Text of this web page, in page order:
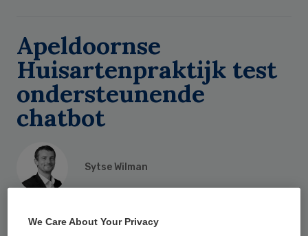
Apeldoornse
Huisartenpraktijk test
ondersteunende
chatbot
Sytse Wilman
800 keer gelezen
We Care About Your Privacy